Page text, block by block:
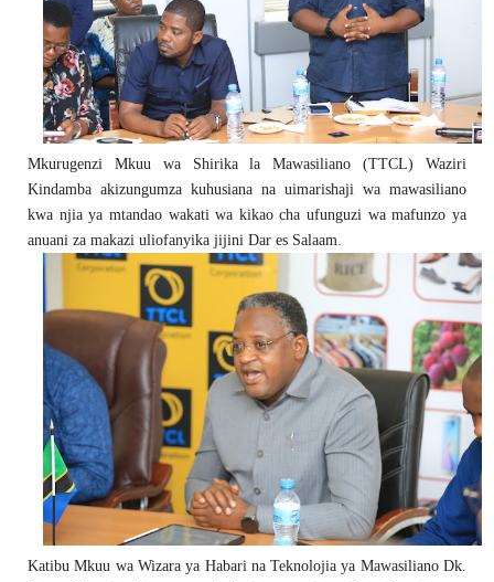
Mkurugenzi Mkuu wa Shirika la Mawasiliano (TTCL) Waziri
Kindamba akizungumza kuhusiana na uimarishaji wa mawasiliano
kwa njia ya mtandao wakati wa kikao cha ufunguzi wa mafunzo ya
anuani za makazi uliofanyika jijini Dar es Salaam.
Katibu Mkuu wa Wizara ya Habari na Teknolojia ya Mawasiliano Dk.